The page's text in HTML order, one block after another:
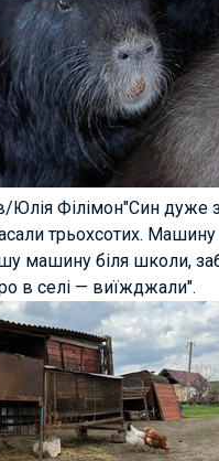
Юлія Філімон"Син дуже
трьохсотих.
машину біля школи,
в селі — виїжджали".